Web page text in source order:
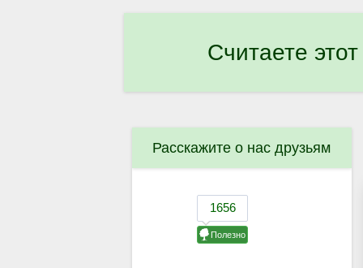
Считаете
Расскажите о нас друзьям